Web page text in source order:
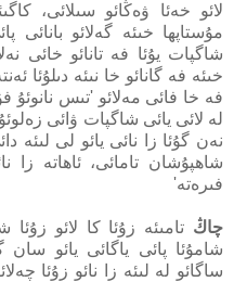
لائو خەئا ۋەڭائو سىلائى،
مۇستاپھا خىئە گەلائو بانائى
شاگپات يۇئا فە تانائو خائى
خىئە فە گانائو خا نىئە دىلۇئا
فە خا فائى مەلائو 'تىس نانوئۇ
لە لائى يائى شاگپات ۋائى زەلوئۇ
نەن گۇئا زا نائى يائو لى لىئە
شاھپۇشان تامائى، ئاھاتە زا
فىرەتە'
چاڭ تامىئە زۇئا كا لائو
شامۇئا پائى ياگائى يائو سان
ساگائو لە لىئە زا نائو زۇئا